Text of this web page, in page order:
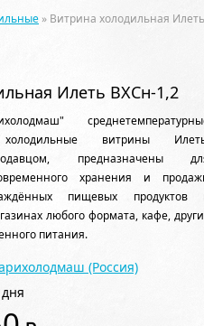
» Витрина холодильная Илеть
Илеть ВХСн-1,2
холодильные витрины
предназначены
хранения и
пищевых продуктов
любого формата, кафе,
питания.
(Россия)